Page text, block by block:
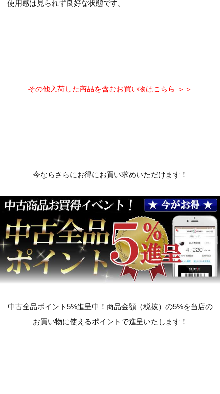
使用感は見られず良好な状態です。
その他入荷した商品を含むお買い物はこちら ＞＞
今ならさらにお得にお買い求めいただけます！
中古全品ポイント5%進呈中！商品金額（税抜）の5%を当店の
お買い物に使えるポイントで進呈いたします！